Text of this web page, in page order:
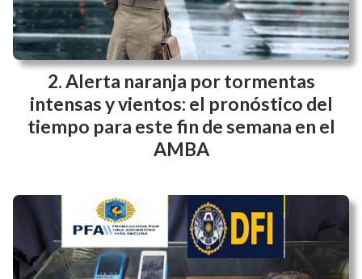
Alerta naranja por tormentas
intensas y vientos: el pronóstico del
tiempo para este fin de semana en el
AMBA